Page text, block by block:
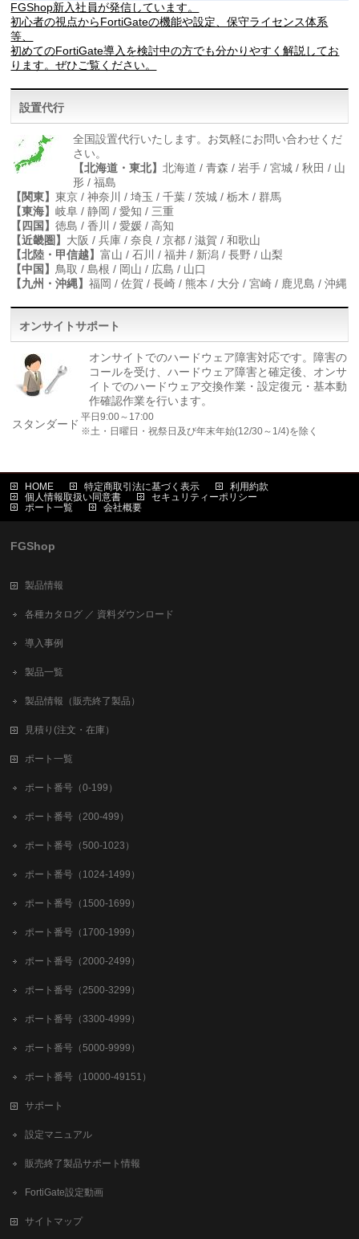
FGShop新入社員が発信しています。
初心者の視点からFortiGateの機能や設定、保守ライセンス体系
等、
初めてのFortiGate導入を検討中の方でも分かりやすく解説してお
ります。ぜひご覧ください。
設置代行
全国設置代行いたします。お気軽にお問い合わせくだ
さい。
【北海道・東北】北海道 / 青森 / 岩手 / 宮城 / 秋田 / 山
形 / 福島
【関東】東京 / 神奈川 / 埼玉 / 千葉 / 茨城 / 栃木 / 群馬
【東海】岐阜 / 静岡 / 愛知 / 三重
【四国】徳島 / 香川 / 愛媛 / 高知
【近畿圏】 大阪 / 兵庫 / 奈良 / 京都 / 滋賀 / 和歌山
【北陸・甲信越】富山 / 石川 / 福井 / 新潟 / 長野 / 山梨
【中国】鳥取 / 島根 / 岡山 / 広島 / 山口
【九州・沖縄】福岡 / 佐賀 / 長崎 / 熊本 / 大分 / 宮崎 / 鹿児島 / 沖縄
オンサイトサポート
オンサイトでのハードウェア障害対応です。障害の
コールを受け、ハードウェア障害と確定後、オンサ
イトでのハードウェア交換作業・設定復元・基本動
作確認作業を行います。
スタンダード
平日9:00～17:00
※土・日曜日・祝祭日及び年末年始(12/30～1/4)を除く
HOME 特定商取引法に基づく表示
利用約款
個人情報取扱い同意書
セキュリティーポリシー
ポート一覧
会社概要
FGShop
製品情報
各種カタログ ／ 資料ダウンロード
導入事例
製品一覧
製品情報（販売終了製品）
見積り(注文・在庫）
ポート一覧
ポート番号（0-199）
ポート番号（200-499）
ポート番号（500-1023）
ポート番号（1024-1499）
ポート番号（1500-1699）
ポート番号（1700-1999）
ポート番号（2000-2499）
ポート番号（2500-3299）
ポート番号（3300-4999）
ポート番号（5000-9999）
ポート番号（10000-49151）
サポート
設定マニュアル
販売終了製品サポート情報
FortiGate設定動画
サイトマップ